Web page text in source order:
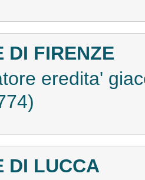
DI FIRENZE
eredita'
DI LUCCA